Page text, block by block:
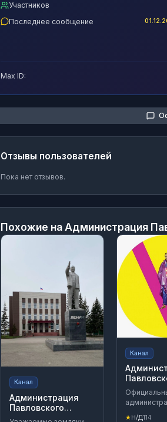
Участников
Последнее сообщение
Max ID:
Отзывы пользователей
Пока нет отзывов.
Похожие на Администрация
Канал
Администрация
Павловского
района Алтайского
Канал
района
★Н/Д114